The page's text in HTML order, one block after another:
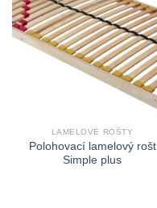
LAMELOVÉ ROŠTY
Polohovací lamelový rošt
Simple plus